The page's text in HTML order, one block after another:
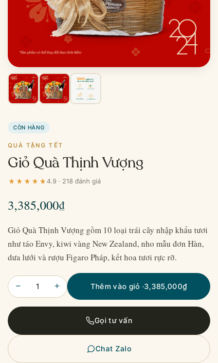
CÒN HÀNG
QUÀ TẶNG TẾT
Giỏ Quà Thịnh Vượng
4.9 · 218 đánh giá
3,385,000₫
Giỏ Quà Thịnh Vượng gồm 10 loại trái cây nhập khẩu tươi
như táo Envy, kiwi vàng New Zealand, nho mẫu đơn Hàn,
dưa lưới và rượu Figaro Pháp, kết hoa tươi rực rỡ.
− + Thêm vào giỏ ·3,385,000₫
Gọi tư vấn
Chat Zalo